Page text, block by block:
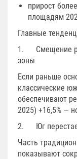
прирост
площадям
Главные
1. Смещение
зоны
Если раньше
классические
обеспечивают
2025) +16,5% —
2. Юг
Часть
показывают